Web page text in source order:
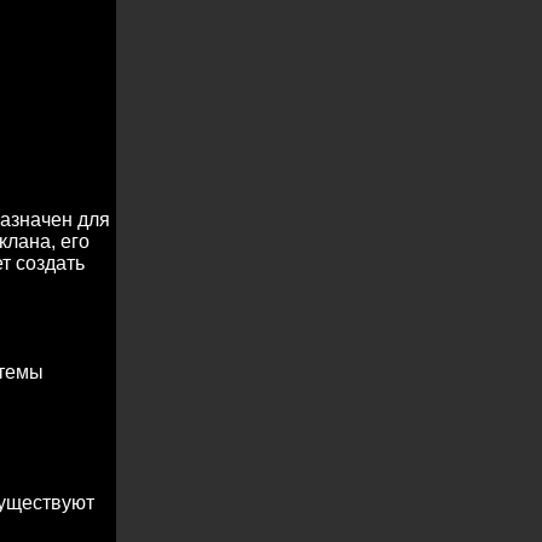
для
его
создать